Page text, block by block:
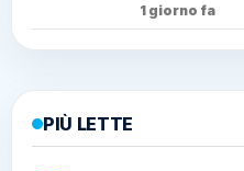
1 giorno fa
PIÙ LETTE